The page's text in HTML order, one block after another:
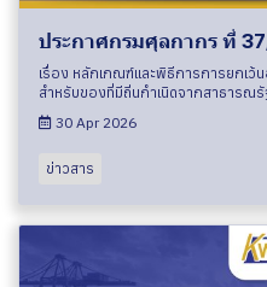
ประกาศกรมศุลกากร ที่
เรื่อง หลักเกณฑ์และพิธีการการยกเ
สำหรับของที่มีถิ่นกำเนิดจากสาธารณ
30 Apr 2026
ข่าวสาร